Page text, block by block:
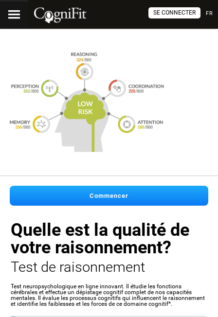
FR
SE CONNECTER
Commencer
Quelle est la qualité de
votre raisonnement?
Test de raisonnement
Test neuropsychologique en ligne innovant. Il étudie les fonctions
cérébrales et effectue un dépistage cognitif complet de nos capacités
mentales. Il évalue les processus cognitifs qui influencent le raisonnement
et identifie les faiblesses et les forces de ce domaine cognitif*.